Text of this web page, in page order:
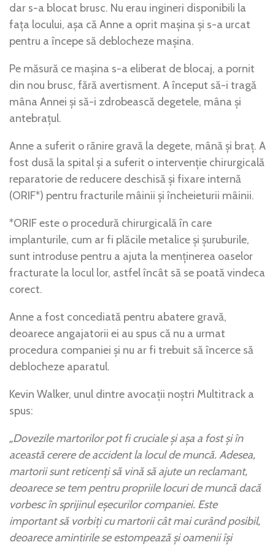
dar s-a blocat brusc. Nu erau ingineri disponibili la
fața locului, așa că Anne a oprit mașina și s-a urcat
pentru a începe să deblocheze mașina.
Pe măsură ce mașina s-a eliberat de blocaj, a pornit
din nou brusc, fără avertisment. A început să-i tragă
mâna Annei și să-i zdrobească degetele, mâna și
antebrațul.
Anne a suferit o rănire gravă la degete, mână și braț. A
fost dusă la spital și a suferit o intervenție chirurgicală
reparatorie de reducere deschisă și fixare internă
(ORIF*) pentru fracturile mâinii și încheieturii mâinii.
*ORIF este o procedură chirurgicală în care
implanturile, cum ar fi plăcile metalice și șuruburile,
sunt introduse pentru a ajuta la menținerea oaselor
fracturate la locul lor, astfel încât să se poată vindeca
corect.
Anne a fost concediată pentru abatere gravă,
deoarece angajatorii ei au spus că nu a urmat
procedura companiei și nu ar fi trebuit să încerce să
deblocheze aparatul.
Kevin Walker, unul dintre avocații noștri Multitrack a
spus:
„Dovezile martorilor pot fi cruciale și așa a fost și în
această cerere de accident la locul de muncă. Adesea,
martorii sunt reticenți să vină să ajute un reclamant,
deoarece se tem pentru propriile locuri de muncă dacă
vorbesc în sprijinul eșecurilor companiei. Este
important să vorbiți cu martorii cât mai curând posibil,
deoarece amintirile se estompează și oamenii își